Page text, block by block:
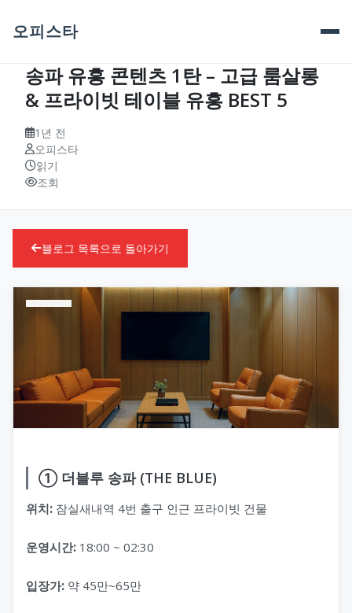
오피스타
송파 유흥 콘텐츠 1탄 – 고급 룸살롱
& 프라이빗 테이블 유흥 BEST 5
1년 전
오피스타
읽기
조회
블로그 목록으로 돌아가기
① 더블루 송파 (THE BLUE)
위치: 잠실새내역 4번 출구 인근 프라이빗 건물
운영시간: 18:00 ~ 02:30
입장가: 약 45만~65만